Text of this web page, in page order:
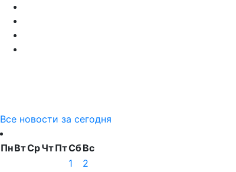
Все новости за сегодня
ПнВтСрЧтПтСбВс
1
2